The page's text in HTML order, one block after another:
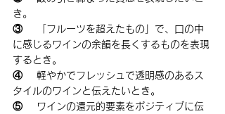
き。
③    「フルーツを超えたもの」で、口の中
に感じるワインの余韻を長くするものを表現
するとき。
④    軽やかでフレッシュで透明感のあるス
タイルのワインと伝えたいとき。
⑤    ワインの還元的要素をポジティブに伝